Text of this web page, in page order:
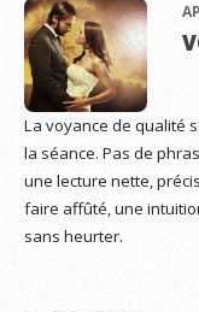
La voyance de qualité
la séance. Pas de
une lecture nette,
faire affûté, une
sans heurter.